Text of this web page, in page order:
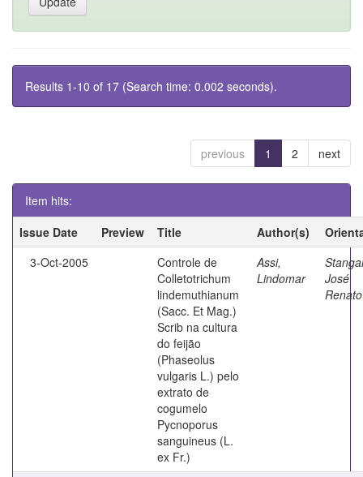
Results 1-10 of 17 (Search time: 0.002 seconds).
previous 1 2 next
Item hits:
Issue Date
Preview Title Author(s)
3-Oct-2005
Controle de
Colletotrichum
lindemuthianum
(Sacc. Et Mag.)
Scrib na cultura
do feijão
(Phaseolus
vulgaris L.) pelo
extrato de
cogumelo
Pycnoporus
sanguineus (L.
ex Fr.)
Assi,
Lindomar
José
Renato